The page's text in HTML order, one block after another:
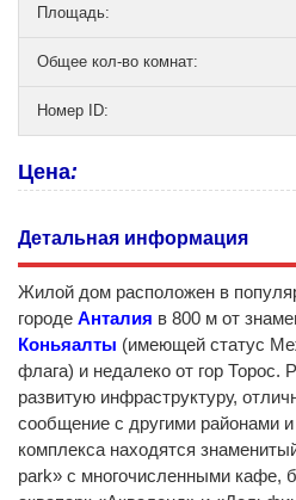
Площадь:
Общее кол-во комнат:
Номер ID:
Цена:
Детальная информация
Жилой дом расположен в
городе Анталия в 800 м от
Коньяалты (имеющей cтaтуc
флагa) и недалеко от гор Торос.
развитую инфраструктуру,
сообщение с другими районами
комплекса находятся
park» c многочисленными кафе,